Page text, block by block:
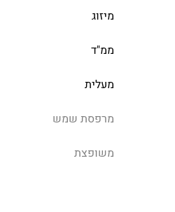
מיזוג
ממ"ד
מעלית
מרפסת שמש
משופצת